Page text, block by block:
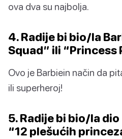
ova dva su najbolja.
4. Radije bi bio/la
Squad” ili “Princess
Ovo je Barbiein način da
ili superheroj!
5. Radije bi bio/la
“12 plešućih